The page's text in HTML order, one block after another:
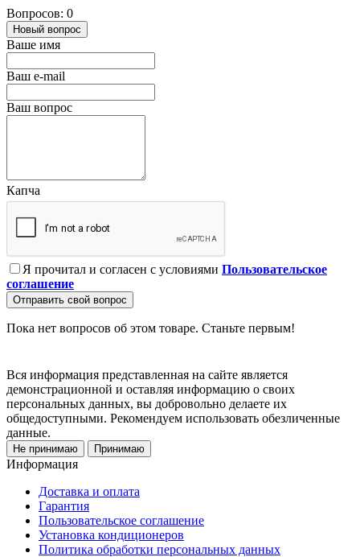
Вопросов: 0
Новый вопрос
Ваше имя
Ваш e-mail
Ваш вопрос
Капча
Я прочитал и согласен с условиями Пользовательское
соглашение
Отправить свой вопрос
Пока нет вопросов об этом товаре. Станьте первым!
Вся информация представленная на сайте является
демонстрационной и оставляя информацию о своих
персональных данных, вы добровольно делаете их
общедоступными. Рекомендуем использовать обезличенные
данные.
Не принимаю Принимаю
Информация
Доставка и оплата
Гарантия
Пользовательское соглашение
Установка кондиционеров
Политика обработки персональных данных